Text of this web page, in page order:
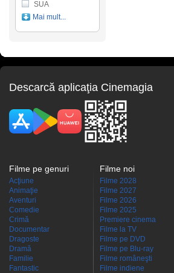
SUA
Mai mult...
Descarcă aplicaţia Cinemagia
Filme pe genuri
Acţiune
Animaţie
Aventuri
Comedie
Crimă
Documentar
Dragoste
Dramă
Familie
Fantastic
Filme noi
Filme 2028
Filme 2027
Filme 2026
Filme 2025
Premiere cinema
Filme la TV
Filme pe DVD
Filme pe Blu-ray
Filme româneşti
Filme indiene